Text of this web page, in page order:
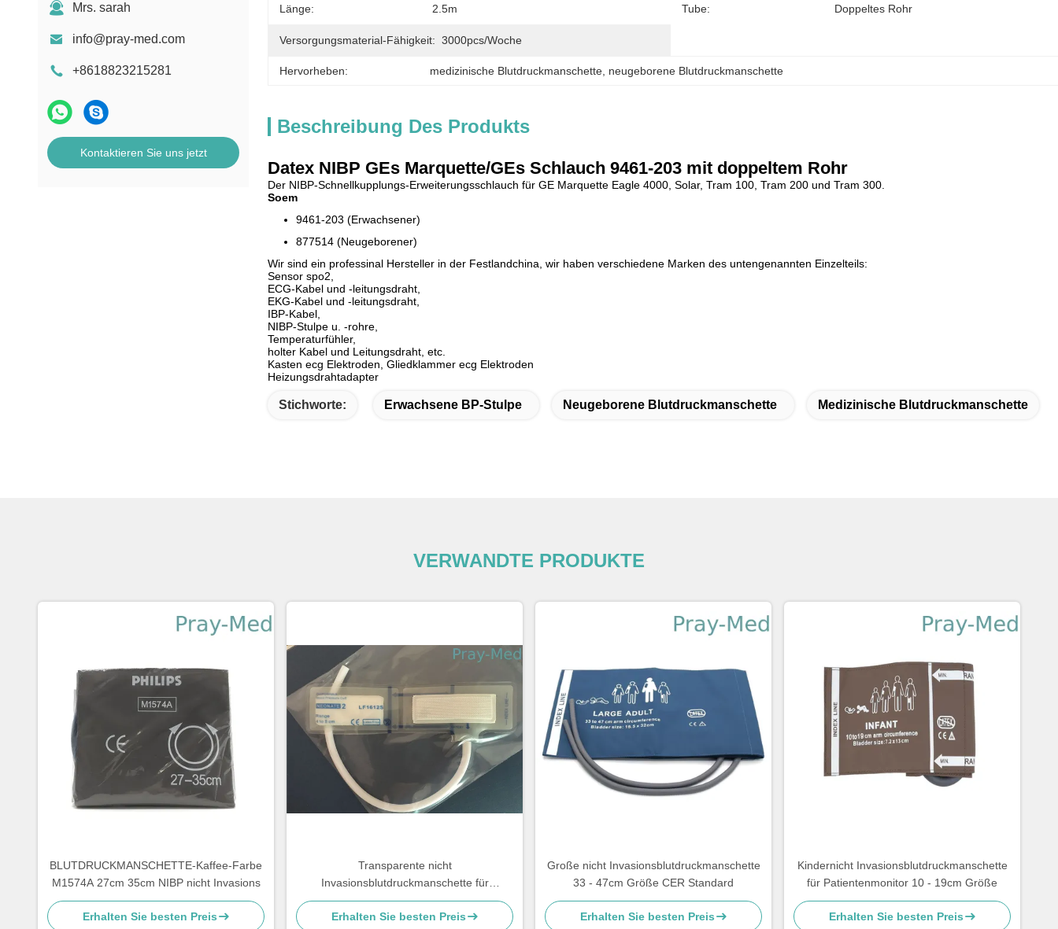
Mrs. sarah
info@pray-med.com
+8618823215281
Kontaktieren Sie uns jetzt
Länge: 2.5m Tube: Doppeltes Rohr
Versorgungsmaterial-Fähigkeit: 3000pcs/Woche
Hervorheben: medizinische Blutdruckmanschette neugeborene Blutdruckmanschette
Beschreibung Des Produkts
Datex NIBP GEs Marquette/GEs Schlauch 9461-203 mit doppeltem Rohr
Der NIBP-Schnellkupplungs-Erweiterungsschlauch für GE Marquette Eagle 4000, Solar, Tram 100, Tram 200 und Tram 300.
Soem
9461-203 (Erwachsener)
877514 (Neugeborener)
Wir sind ein professinal Hersteller in der Festlandchina, wir haben verschiedene Marken des untengenannten Einzelteils:
Sensor spo2,
ECG-Kabel und -leitungsdraht,
EKG-Kabel und -leitungsdraht,
IBP-Kabel,
NIBP-Stulpe u. -rohre,
Temperaturfühler,
holter Kabel und Leitungsdraht, etc.
Kasten ecg Elektroden, Gliedklammer ecg Elektroden
Heizungsdrahtadapter
Stichworte: Erwachsene BP-Stulpe Neugeborene Blutdruckmanschette Medizinische Blutdruckmanschette
VERWANDTE PRODUKTE
BLUTDRUCKMANSCHETTE-Kaffee-Farbe
M1574A 27cm 35cm NIBP nicht Invasions
Erhalten Sie besten Preis
Transparente nicht
Invasionsblutdruckmanschette für
Neugeboren-PU-Material
Erhalten Sie besten Preis
Große nicht Invasionsblutdruckmanschette
33 - 47cm Größe CER Standard
Erhalten Sie besten Preis
Kindernicht Invasionsblutdruckmanschette
für Patientenmonitor 10 - 19cm Größe
Erhalten Sie besten Preis